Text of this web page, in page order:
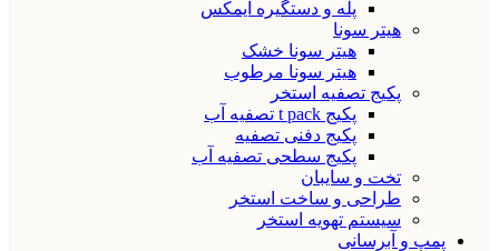
پله و دستگیره ایمکس
هیتر سونا
هیتر سونا خشک
هیتر سونا مرطوب
پکیج تصفیه استخر
پکیج t pack تصفیه آب
پکیج دفنی تصفیه
پکیج سطحی تصفیه آب
تخت و سایبان
طراحی و ساخت استخر
سیستم تهویه استخر
پمپ و آبرسانی